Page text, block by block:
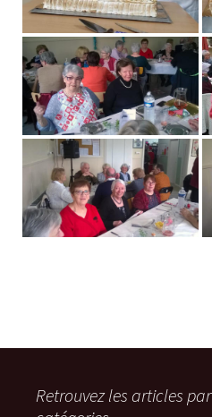
Retrouvez les articles par